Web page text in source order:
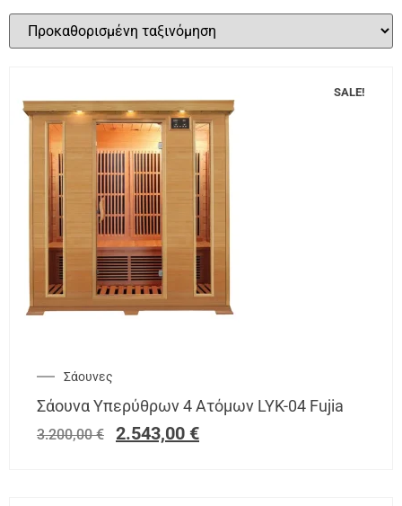
SALE!
Σάουνες
Σάουνα Υπερύθρων 4 Ατόμων LYK-04 Fujia
3.200,00€ 2.543,00 €